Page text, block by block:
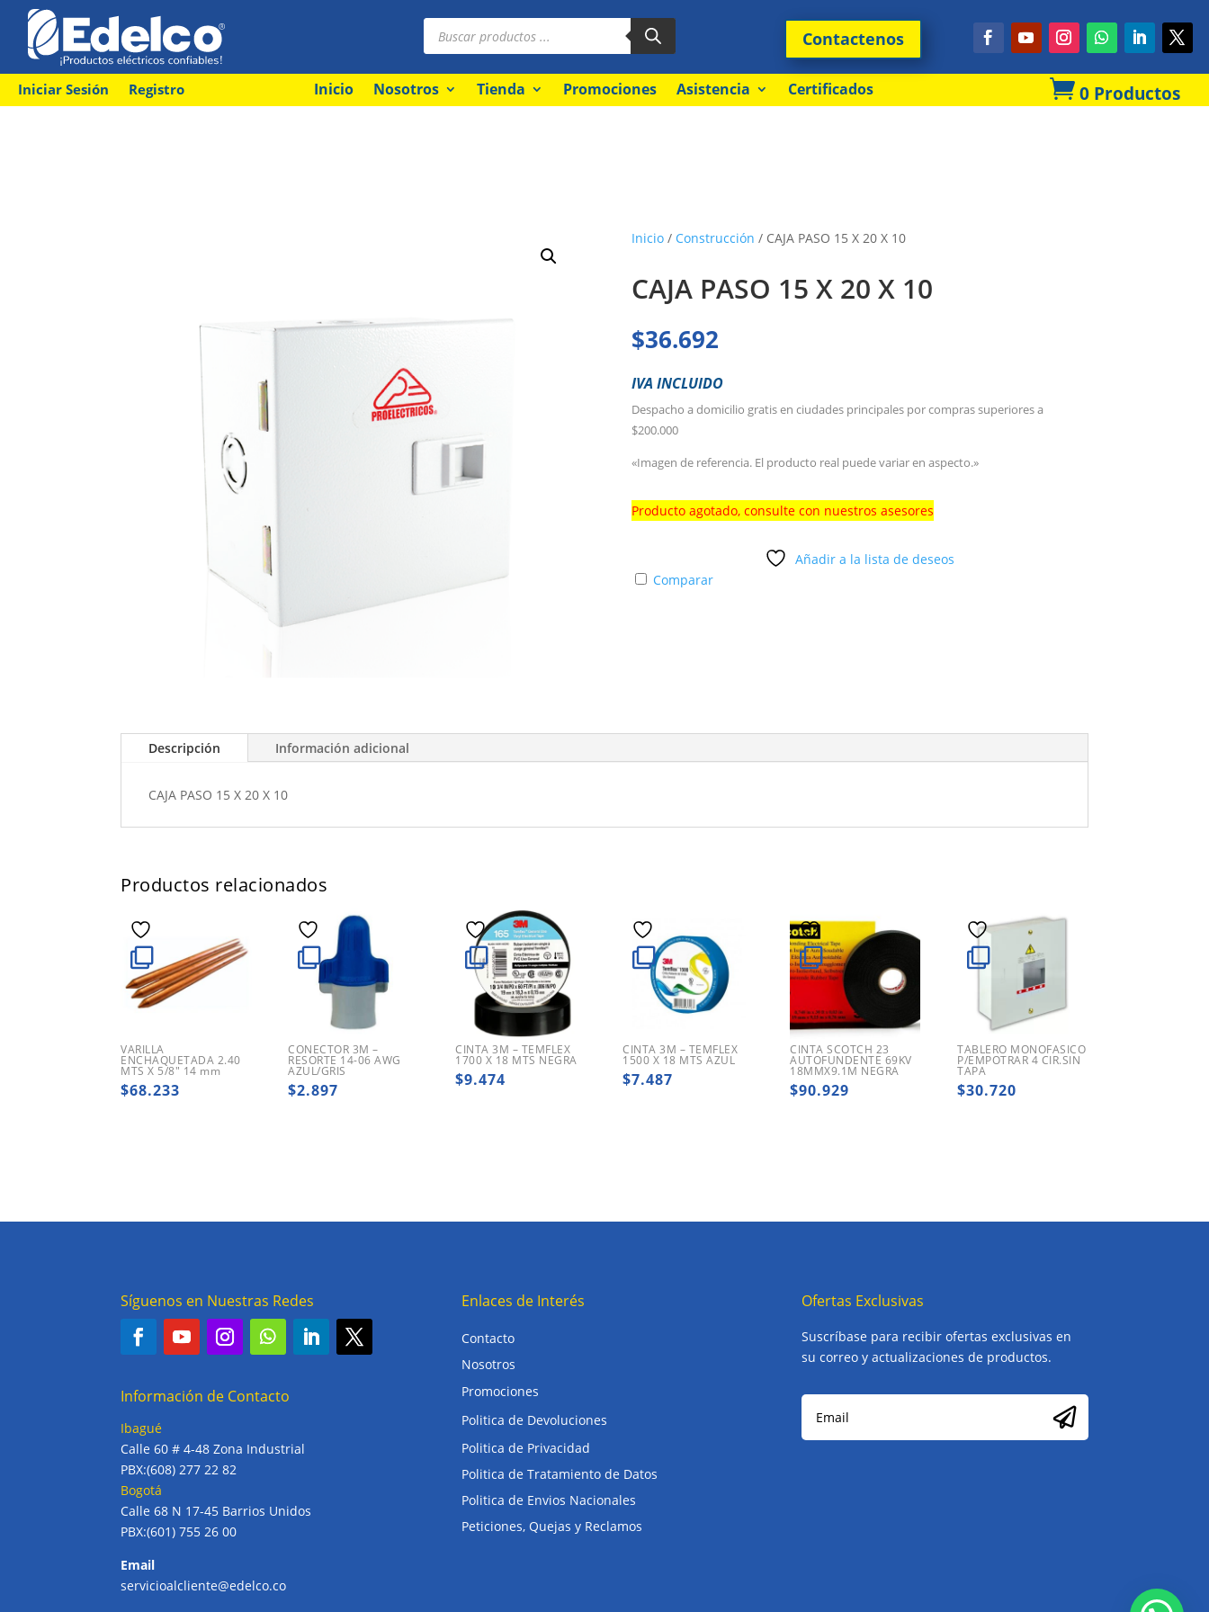
Búsqueda
productos Contactenos
Iniciar Sesión Registro Inicio Nosotros Tienda Promociones Asistencia Certificados  0 Productos
Inicio/ Construcción / CAJA PASO 15 X 20 X 10
CAJA PASO 15 X 20 X 10
$36.692
IVA INCLUIDO
Despacho a domicilio gratis en ciudades principales por compras superiores a
$200.000
«Imagen de referencia. El producto real puede variar en aspecto.»
Producto agotado, consulte con nuestros asesores
Añadir a la lista de deseos
Comparar
Descripción Información adicional
CAJA PASO 15 X 20 X 10
Productos relacionados
VARILLA
ENCHAQUETADA 2.40
MTS X 5/8″ 14 mm
$68.233
CONECTOR 3M –
RESORTE 14-06 AWG
AZUL/GRIS
$2.897
CINTA 3M – TEMFLEX
1700 X 18 MTS NEGRA
$9.474
CINTA 3M – TEMFLEX
1500 X 18 MTS AZUL
$7.487
CINTA SCOTCH 23
AUTOFUNDENTE 69KV
18MMX9.1M NEGRA
$90.929
TABLERO MONOFASICO
P/EMPOTRAR 4 CIR.SIN
TAPA
$30.720
Síguenos en Nuestras Redes
Información de Contacto
Ibagué
Calle 60 # 4-48 Zona Industrial
PBX:(608) 277 22 82
Bogotá
Calle 68 N 17-45 Barrios Unidos
PBX:(601) 755 26 00
Email
servicioalcliente@edelco.co
Enlaces de Interés
Contacto
Nosotros
Promociones
Politica de Devoluciones
Politica de Privacidad
Politica de Tratamiento de Datos
Politica de Envios Nacionales
Peticiones, Quejas y Reclamos
Ofertas Exclusivas
Suscríbase para recibir ofertas exclusivas en
su correo y actualizaciones de productos.